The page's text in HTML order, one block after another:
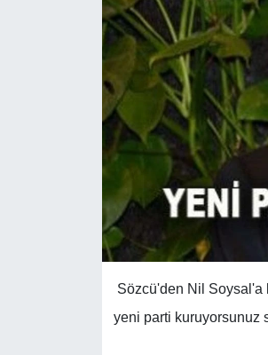
Sözcü'den Nil Soysal'a
yeni parti kuruyorsunuz